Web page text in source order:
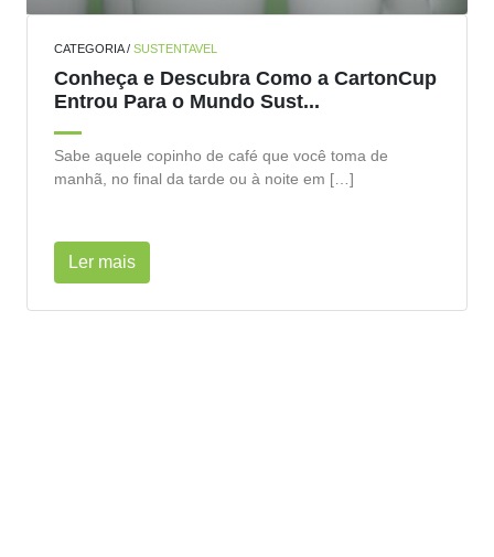
CATEGORIA / SUSTENTAVEL
Conheça e Descubra Como a CartonCup
Entrou Para o Mundo Sust...
Sabe aquele copinho de café que você toma de
manhã, no final da tarde ou à noite em […]
Ler mais